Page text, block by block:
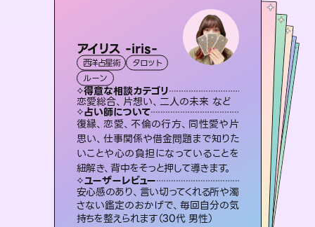
アイリス -iris-
西洋占星術
タロット
ルーン
得意な相談カテゴリ
恋愛総合、片想い、二人の未来 など
占い師について
復縁、恋愛、不倫の行方、同性愛や片
思い、仕事関係や借金問題まで知りた
いことや心の負担になっていることを
紐解き、背中をそっと押して導きます。
ユーザーレビュー
安心感のあり、言い切ってくれる所や濁
さない鑑定のおかげで、毎回自分の気
持ちを整えられます（30代 男性）
桃源珠羽（とうげんみう）
霊視・オーラ タロット
スピリチュアル・リーディング
得意な相談カテゴリ
片想い、あの人の気持ち、復縁 など
占い師について
恋愛のお悩みの中でも特に「曖昧な関
係」の相談を得意としており、友達以上
恋人未満なお相手との今後や本音を丁
寧に読み解き恋愛成就へと導きます。
ユーザーレビュー
鑑定していただいてアドバイス通りに行
動すると仲が復活してきました。ありが
とうございました（40代 女性）
セラピスト理恵
霊視・オーラ
スピリチュアル・リーディング
得意な相談カテゴリ
片想い、二人の未来、年の差 など
占い師について
連絡再開、復縁、成就などの報告実績
多数。セラピストとして2万超の施術経
験があるからこそできる鑑定で、より良
い未来をサポートします。
ユーザーレビュー
とても心温まる鑑定でした。しかもこち
らは何も言っていないのに視えていらっ
しゃるんだなと驚きです（30代女性）
おう 霊感オラクル
霊視・オーラ
オラクルカード
得意な相談カテゴリ
恋愛総合、あの人の気持ち など
占い師について
霊視×オラクルカードを使って「今」と「未来」そして「気になるあの人の気持ち」まで丁寧に読み解き、恋や人生のヒントを優しく引き出します。
ユーザーレビュー
不安な気持ちが嘘みたいに晴れまし
た…！よく視えていらっしゃるんだなと
感じました（40代 女性）
未来視師＊花
スピリチュアル・リーディング
得意な相談カテゴリ
出逢い、片想い、復縁 など
占い師について
未来には何パターンもの選択肢があり
ます。不安で視えにくくなっているあな
たの素敵な未来を見つけ、その未来を
選択できるようアドバイスします。
ユーザーレビュー
職場の人の性質や人間関係、本心など
本当によく視えていてびっくり。対策が
打てて前向きになれます（40代）
彗望
霊視・オーラ
スピリチュアル・リーディング
得意な相談カテゴリ
片想い、あの人の気持ち、復縁 など
占い師について
3,700年以上の歴史を持つ東洋最古の
占術「易占」で詳細まで占い、幸せへ向
かう道筋を示します。厳しい結果にも具
体的な対策をお伝えします。
ユーザーレビュー
複雑な背景もしっかり聞いて鑑定して
いただけました。気持ちが楽になりまし
た（50代 女性）